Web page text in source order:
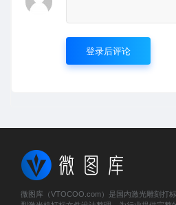
登录后评论
微图库（VTOCOO.com）是国内激光雕刻打